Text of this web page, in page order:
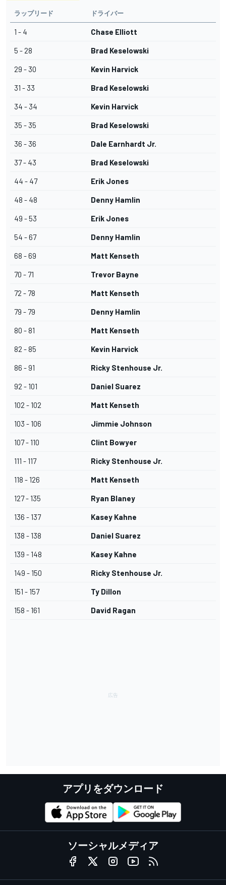
ラップリード ドライバー
1 - 4 Chase Elliott
5 - 28 Brad Keselowski
29 - 30 Kevin Harvick
31 - 33 Brad Keselowski
34 - 34 Kevin Harvick
35 - 35 Brad Keselowski
36 - 36 Dale Earnhardt Jr.
37 - 43 Brad Keselowski
44 - 47 Erik Jones
48 - 48 Denny Hamlin
49 - 53 Erik Jones
54 - 67 Denny Hamlin
68 - 69 Matt Kenseth
70 - 71 Trevor Bayne
72 - 78 Matt Kenseth
79 - 79 Denny Hamlin
80 - 81 Matt Kenseth
82 - 85 Kevin Harvick
86 - 91 Ricky Stenhouse Jr.
92 - 101 Daniel Suarez
102 - 102 Matt Kenseth
103 - 106 Jimmie Johnson
107 - 110 Clint Bowyer
111 - 117 Ricky Stenhouse Jr.
118 - 126 Matt Kenseth
127 - 135 Ryan Blaney
136 - 137 Kasey Kahne
138 - 138 Daniel Suarez
139 - 148 Kasey Kahne
149 - 150 Ricky Stenhouse Jr.
151 - 157 Ty Dillon
158 - 161 David Ragan
アプリをダウンロード
ソーシャルメディア